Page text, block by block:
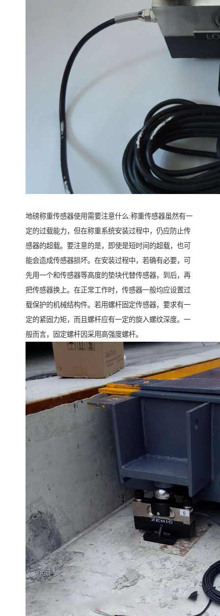
地磅称重传感器使用需要注意什么:称重传感器虽然有一
定的过载能力，但在称重系统安装过程中，仍应防止传
感器的超载。要注意的是，即使是短时间的超载，也可
能会造成传感器损坏。在安装过程中，若确有必要，可
先用一个和传感器等高度的垫块代替传感器，到后，再
把传感器换上。在正常工作时，传感器一般均应设置过
载保护的机械结构件。若用螺杆固定传感器，要求有一
定的紧固力矩，而且螺杆应有一定的旋入螺纹深度。一
般而言，固定螺杆因采用高强度螺杆。